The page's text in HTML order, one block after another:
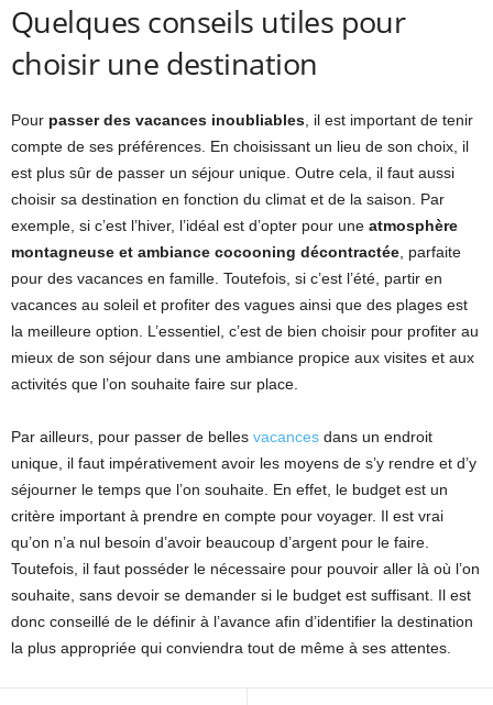
Quelques conseils utiles pour
choisir une destination
Pour passer des vacances inoubliables, il est important de tenir
compte de ses préférences. En choisissant un lieu de son choix, il
est plus sûr de passer un séjour unique. Outre cela, il faut aussi
choisir sa destination en fonction du climat et de la saison. Par
exemple, si c’est l’hiver, l’idéal est d’opter pour une atmosphère
montagneuse et ambiance cocooning décontractée, parfaite
pour des vacances en famille. Toutefois, si c’est l’été, partir en
vacances au soleil et profiter des vagues ainsi que des plages est
la meilleure option. L’essentiel, c’est de bien choisir pour profiter au
mieux de son séjour dans une ambiance propice aux visites et aux
activités que l’on souhaite faire sur place.
Par ailleurs, pour passer de belles vacances dans un endroit
unique, il faut impérativement avoir les moyens de s’y rendre et d’y
séjourner le temps que l’on souhaite. En effet, le budget est un
critère important à prendre en compte pour voyager. Il est vrai
qu’on n’a nul besoin d’avoir beaucoup d’argent pour le faire.
Toutefois, il faut posséder le nécessaire pour pouvoir aller là où l’on
souhaite, sans devoir se demander si le budget est suffisant. Il est
donc conseillé de le définir à l’avance afin d’identifier la destination
la plus appropriée qui conviendra tout de même à ses attentes.